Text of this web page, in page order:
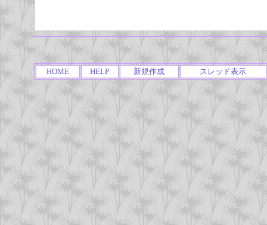
HOME HELP 新規作成 スレッド表示